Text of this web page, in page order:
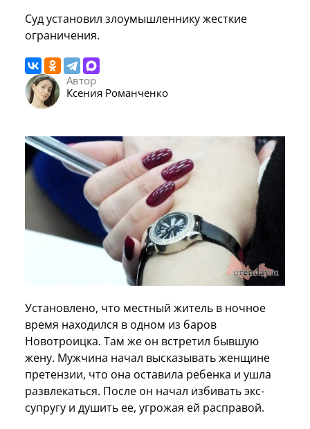
Суд установил злоумышленнику жесткие
ограничения.
Автор
Ксения Романченко
Установлено, что местный житель в ночное
время находился в одном из баров
Новотроицка. Там же он встретил бывшую
жену. Мужчина начал высказывать женщине
претензии, что она оставила ребенка и ушла
развлекаться. После он начал избивать экс-
супругу и душить ее, угрожая ей расправой.